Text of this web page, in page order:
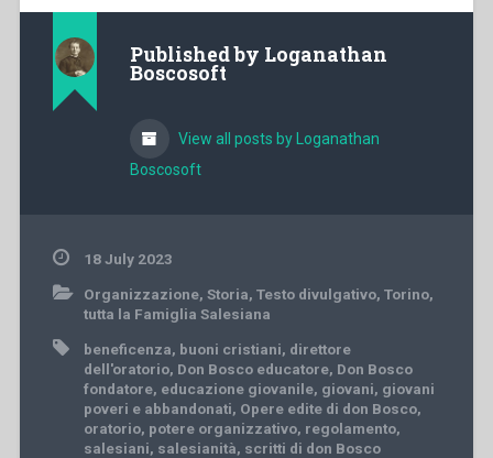
Published by Loganathan
Boscosoft
View all posts by Loganathan
Boscosoft
18 July 2023
Organizzazione, Storia, Testo divulgativo, Torino,
tutta la Famiglia Salesiana
beneficenza, buoni cristiani, direttore
dell'oratorio, Don Bosco educatore, Don Bosco
fondatore, educazione giovanile, giovani, giovani
poveri e abbandonati, Opere edite di don Bosco,
oratorio, potere organizzativo, regolamento,
salesiani, salesianità, scritti di don Bosco